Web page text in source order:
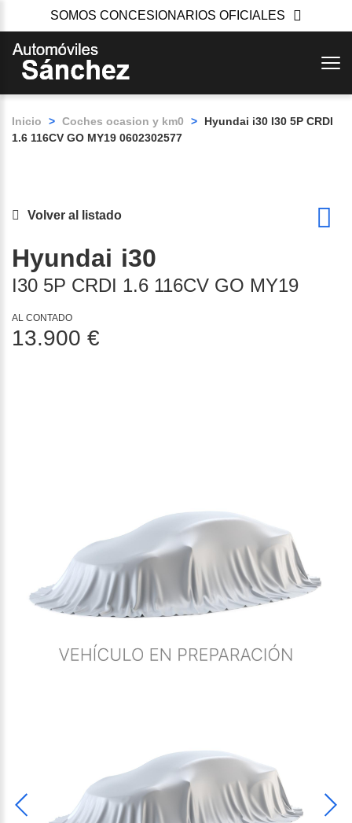
SOMOS CONCESIONARIOS OFICIALES
Inicio > Coches ocasion y km0 >
Hyundai i30 I30 5P CRDI
1.6 116CV GO MY19 0602302577
Volver al listado
Hyundai i30
I30 5P CRDI 1.6 116CV GO MY19
AL CONTADO
13.900 €